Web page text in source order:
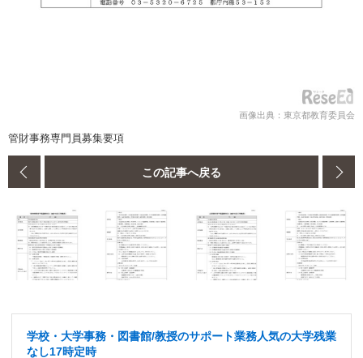
画像出典：東京都教育委員会
管財事務専門員募集要項
この記事へ戻る
学校・大学事務・図書館/教授のサポート業務人気の大学残業
なし17時定時